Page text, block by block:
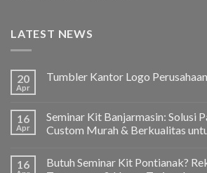
LATEST NEWS
20
Apr
Tumbler Kantor Logo
16
Apr
Seminar Kit Banjarmasin: Solusi
Custom Murah & Berkualitas
16
Butuh Seminar Kit Pontianak?